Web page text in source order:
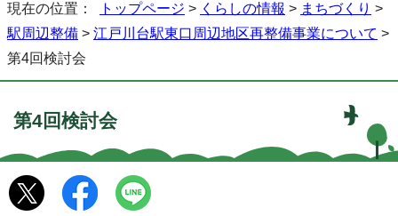
現在の位置： トップページ > くらしの情報 > まちづくり >
駅周辺整備 > 江戸川台駅東口周辺地区再整備事業について >
第4回検討会
第4回検討会